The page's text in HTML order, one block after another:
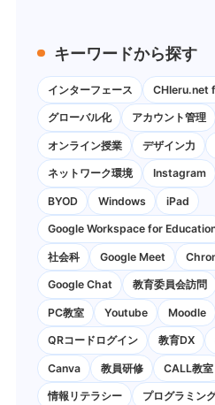
キーワードから探す
インターフェース CHIeru.net
グローバル化 アカウント管理
オンライン授業 デザイン力
ネットワーク環境 Instagram
BYOD Windows iPad
Google Workspace for
社会科 Google Meet
Google Chat 教育委員会訪問
PC教室 Youtube Moodle
QRコードログイン 教育DX
Canva 教員研修 CALL教室
情報リテラシー プログラミン